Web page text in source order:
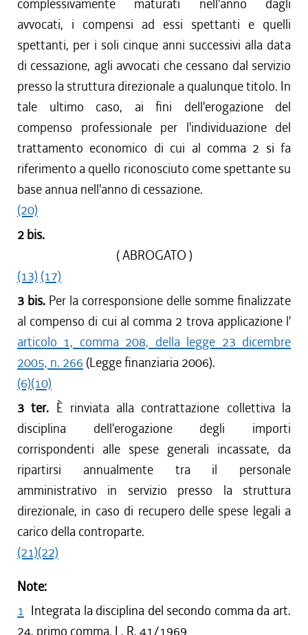
complessivamente maturati nell'anno dagli
avvocati, i compensi ad essi spettanti e quelli
spettanti, per i soli cinque anni successivi alla data
di cessazione, agli avvocati che cessano dal servizio
presso la struttura direzionale a qualunque titolo. In
tale ultimo caso, ai fini dell'erogazione del
compenso professionale per l'individuazione del
trattamento economico di cui al comma 2 si fa
riferimento a quello riconosciuto come spettante su
base annua nell'anno di cessazione.
(20)
2 bis.
( ABROGATO )
(13) (17)
3 bis. Per la corresponsione delle somme finalizzate
al compenso di cui al comma 2 trova applicazione l'
articolo 1, comma 208, della legge 23 dicembre
2005, n. 266 (Legge finanziaria 2006).
(6)(10)
3 ter. È rinviata alla contrattazione collettiva la
disciplina dell'erogazione degli importi
corrispondenti alle spese generali incassate, da
ripartirsi annualmente tra il personale
amministrativo in servizio presso la struttura
direzionale, in caso di recupero delle spese legali a
carico della controparte.
(21)(22)
Note:
1 Integrata la disciplina del secondo comma da art.
24, primo comma, L. R. 41/1969